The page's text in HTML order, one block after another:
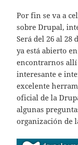
Por fin se va a
sobre Drupal,
Será del 26 al 28
ya está abierto
encontrarnos allí
interesante e
excelente
oficial de la
algunas
organización de